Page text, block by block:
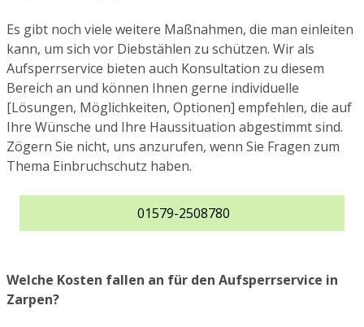
Es gibt noch viele weitere Maßnahmen, die man einleiten
kann, um sich vor Diebstählen zu schützen. Wir als
Aufsperrservice bieten auch Konsultation zu diesem
Bereich an und können Ihnen gerne individuelle
[Lösungen, Möglichkeiten, Optionen] empfehlen, die auf
Ihre Wünsche und Ihre Haussituation abgestimmt sind.
Zögern Sie nicht, uns anzurufen, wenn Sie Fragen zum
Thema Einbruchschutz haben.
01579-2508780
Welche Kosten fallen an für den Aufsperrservice in
Zarpen?